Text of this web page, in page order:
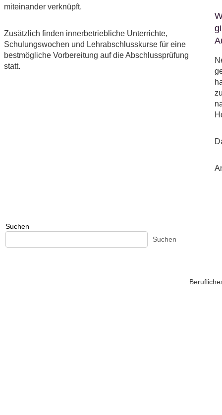
miteinander verknüpft.
Zusätzlich finden innerbetriebliche Unterrichte,
Schulungswochen und Lehrabschlusskurse für eine
bestmögliche Vorbereitung auf die Abschlussprüfung
statt.
Suchen
Suchen